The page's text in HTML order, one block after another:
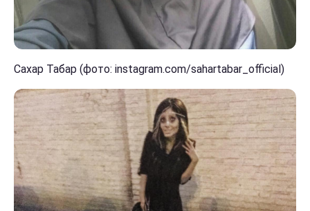
Сахар Табар (фото: instagram.com/sahartabar_official)